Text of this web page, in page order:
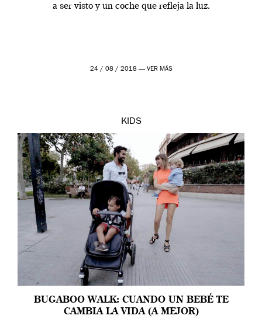
a ser visto y un coche que refleja la luz.
24 / 08 / 2018 — VER MÁS
KIDS
BUGABOO WALK: CUANDO UN BEBÉ TE
CAMBIA LA VIDA (A MEJOR)